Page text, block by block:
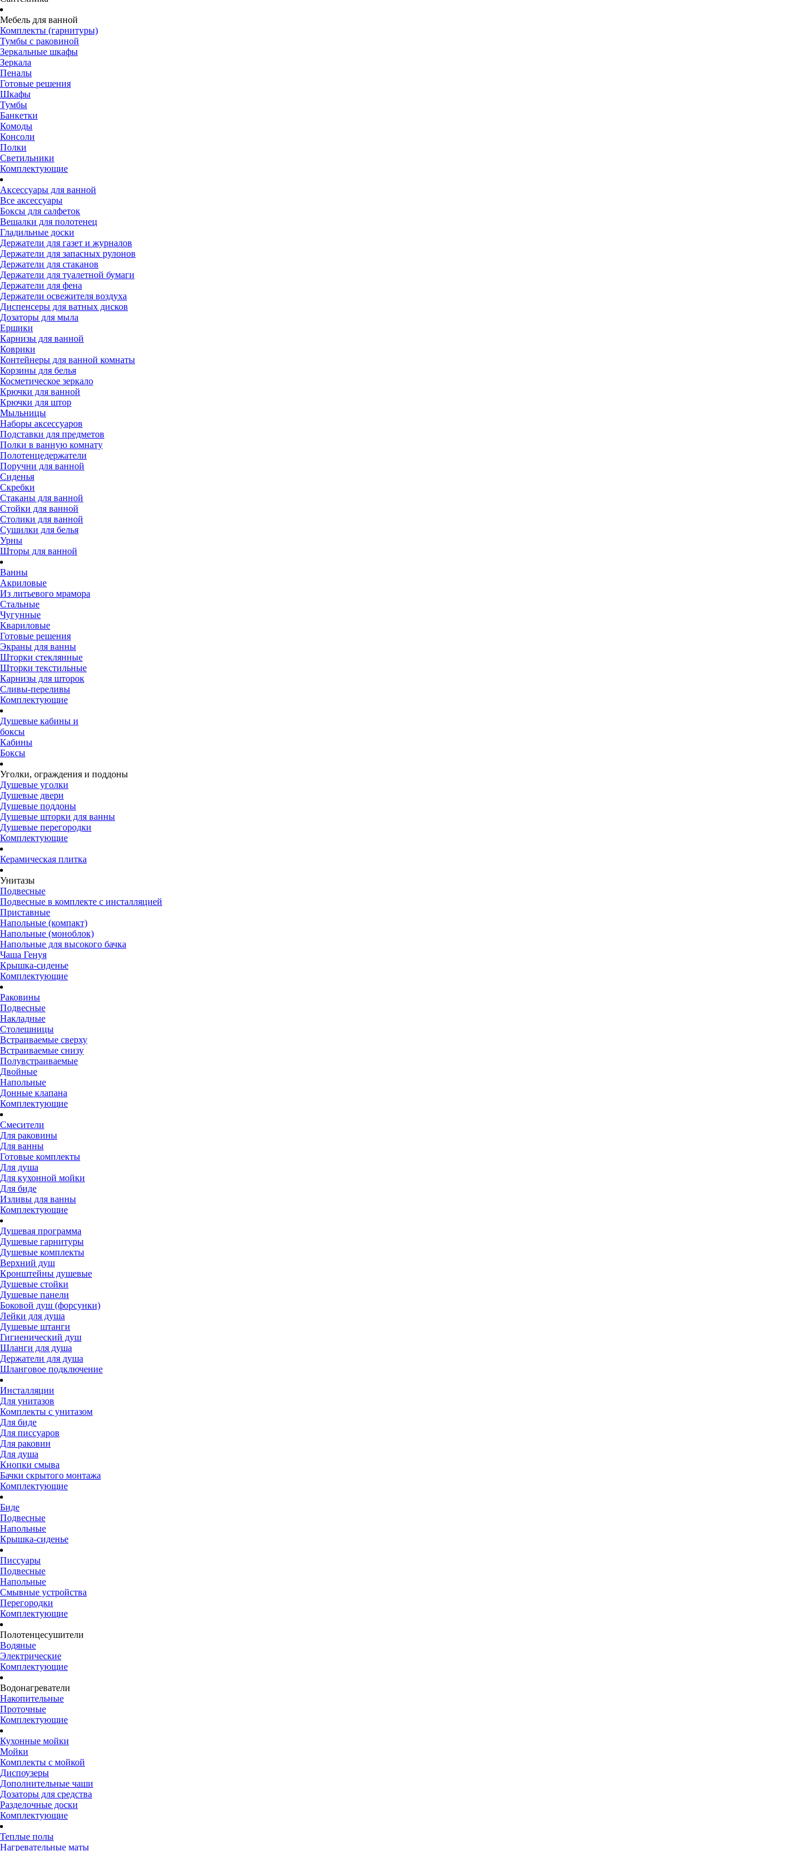
Мебель для ванной
Комплекты (гарнитуры)
Тумбы с раковиной
Зеркальные шкафы
Зеркала
Пеналы
Готовые решения
Шкафы
Тумбы
Банкетки
Комоды
Консоли
Полки
Светильники
Комплектующие
Аксессуары для ванной
Все аксессуары
Боксы для салфеток
Вешалки для полотенец
Гладильные доски
Держатели для газет и журналов
Держатели для запасных рулонов
Держатели для стаканов
Держатели для туалетной бумаги
Держатели для фена
Держатели освежителя воздуха
Диспенсеры для ватных дисков
Дозаторы для мыла
Ершики
Карнизы для ванной
Коврики
Контейнеры для ванной комнаты
Корзины для белья
Косметическое зеркало
Крючки для ванной
Крючки для штор
Мыльницы
Наборы аксессуаров
Подставки для предметов
Полки в ванную комнату
Полотенцедержатели
Поручни для ванной
Сиденья
Скребки
Стаканы для ванной
Стойки для ванной
Столики для ванной
Сушилки для белья
Урны
Шторы для ванной
Ванны
Акриловые
Из литьевого мрамора
Стальные
Чугунные
Квариловые
Готовые решения
Экраны для ванны
Шторки стеклянные
Шторки текстильные
Карнизы для шторок
Сливы-переливы
Комплектующие
Душевые кабины и
боксы
Кабины
Боксы
Уголки, ограждения и поддоны
Душевые уголки
Душевые двери
Душевые поддоны
Душевые шторки для ванны
Душевые перегородки
Комплектующие
Керамическая плитка
Унитазы
Подвесные
Подвесные в комплекте с инсталляцией
Приставные
Напольные (компакт)
Напольные (моноблок)
Напольные для высокого бачка
Чаша Генуя
Крышка-сиденье
Комплектующие
Раковины
Подвесные
Накладные
Столешницы
Встраиваемые сверху
Встраиваемые снизу
Полувстраиваемые
Двойные
Напольные
Донные клапана
Комплектующие
Смесители
Для раковины
Для ванны
Готовые комплекты
Для душа
Для кухонной мойки
Для биде
Изливы для ванны
Комплектующие
Душевая программа
Душевые гарнитуры
Душевые комплекты
Верхний душ
Кронштейны душевые
Душевые стойки
Душевые панели
Боковой душ (форсунки)
Лейки для душа
Душевые штанги
Гигиенический душ
Шланги для душа
Держатели для душа
Шланговое подключение
Инсталляции
Для унитазов
Комплекты с унитазом
Для биде
Для писсуаров
Для раковин
Для душа
Кнопки смыва
Бачки скрытого монтажа
Комплектующие
Биде
Подвесные
Напольные
Крышка-сиденье
Писсуары
Подвесные
Напольные
Смывные устройства
Перегородки
Комплектующие
Полотенцесушители
Водяные
Электрические
Комплектующие
Водонагреватели
Накопительные
Проточные
Комплектующие
Кухонные мойки
Мойки
Комплекты с мойкой
Диспоузеры
Дополнительные чаши
Дозаторы для средства
Разделочные доски
Комплектующие
Теплые полы
Нагревательные маты